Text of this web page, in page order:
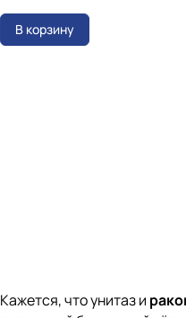
В корзину
Кажется, что унитаз и